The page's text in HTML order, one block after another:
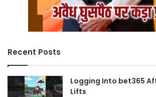
Recent Posts
Logging Into bet365
Lifts